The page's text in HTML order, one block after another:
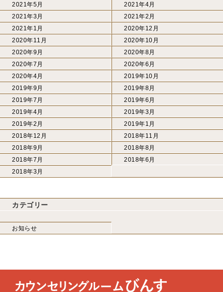
2021年5月
2021年4月
2021年3月
2021年2月
2021年1月
2020年12月
2020年11月
2020年10月
2020年9月
2020年8月
2020年7月
2020年6月
2020年4月
2019年10月
2019年9月
2019年8月
2019年7月
2019年6月
2019年4月
2019年3月
2019年2月
2019年1月
2018年12月
2018年11月
2018年9月
2018年8月
2018年7月
2018年6月
2018年3月
カテゴリー
お知らせ